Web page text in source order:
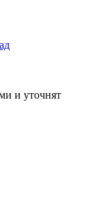
и уточнят